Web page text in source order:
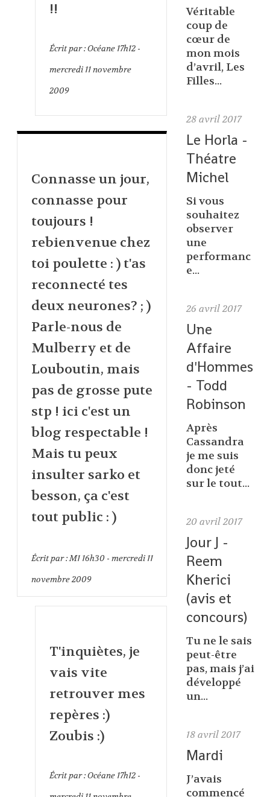
!!
Écrit par :Océane 17h12-
mercredi 11novembre
2009
Connasse un jour,
connasse pour
toujours !
rebienvenue chez
toi poulette : ) t'as
reconnecté tes
deux neurones? ; )
Parle-nous de
Mulberry et de
Louboutin, mais
pas de grosse pute
stp ! ici c'est un
blog respectable !
Mais tu peux
insulter sarko et
besson, ça c'est
tout public : )
Écrit par :M1 16h30- mercredi 11
novembre 2009
T'inquiètes, je
vais vite
retrouver mes
repères :)
Zoubis :)
Écrit par :Océane 17h12-
Véritable
coup de
cœur de
mon mois
d’avril, Les
Filles...
28 avril 2017
Le Horla -
Théatre
Michel
Si vous
souhaitez
observer
une
performanc
e...
26 avril 2017
Une
Affaire
d'Hommes
- Todd
Robinson
Après
Cassandra
je me suis
donc jeté
sur le tout...
20 avril 2017
Jour J -
Reem
Kherici
(avis et
concours)
Tu ne le sais
peut-être
pas, mais j’ai
développé
un...
18 avril 2017
Mardi
J’avais
commencé